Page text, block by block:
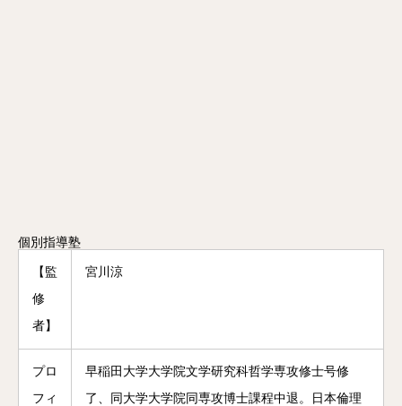
個別指導塾
【監
修
者】
宮川涼
プロ
フィ
早稲田大学大学院文学研究科哲学専攻修士号修
了、同大学大学院同専攻博士課程中退。日本倫理